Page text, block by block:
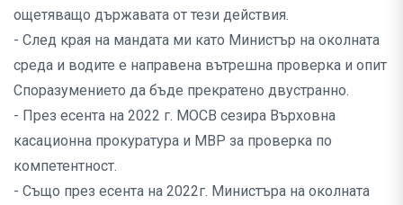
ощетяващо държавата от тези действия.
- След края на мандата ми като Министър на околната
среда и водите е направена вътрешна проверка и опит
Споразумението да бъде прекратено двустранно.
- През есента на 2022 г. МОСВ сезира Върховна
касационна прокуратура и МВР за проверка по
компетентност.
- Също през есента на 2022г. Министъра на околната